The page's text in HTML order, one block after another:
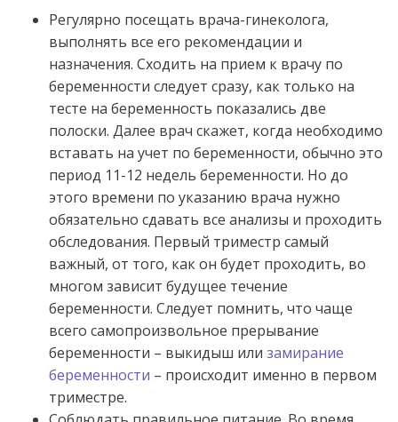
Регулярно посещать врача-гинеколога,
выполнять все его рекомендации и
назначения. Сходить на прием к врачу по
беременности следует сразу, как только на
тесте на беременность показались две
полоски. Далее врач скажет, когда необходимо
вставать на учет по беременности, обычно это
период 11-12 недель беременности. Но до
этого времени по указанию врача нужно
обязательно сдавать все анализы и проходить
обследования. Первый триместр самый
важный, от того, как он будет проходить, во
многом зависит будущее течение
беременности. Следует помнить, что чаще
всего самопроизвольное прерывание
беременности – выкидыш или замирание
беременности – происходит именно в первом
триместре.